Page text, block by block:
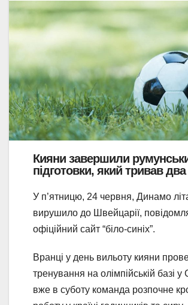
Кияни завершили
підготовки, який тривав два
У п’ятницю, 24 червня, Динамо
вирушило до Швейцарії,
офіційний сайт “біло-синіх”.
Вранці у день вильоту кияни
тренування на олімпійській базі у
вже в суботу команда розпочне